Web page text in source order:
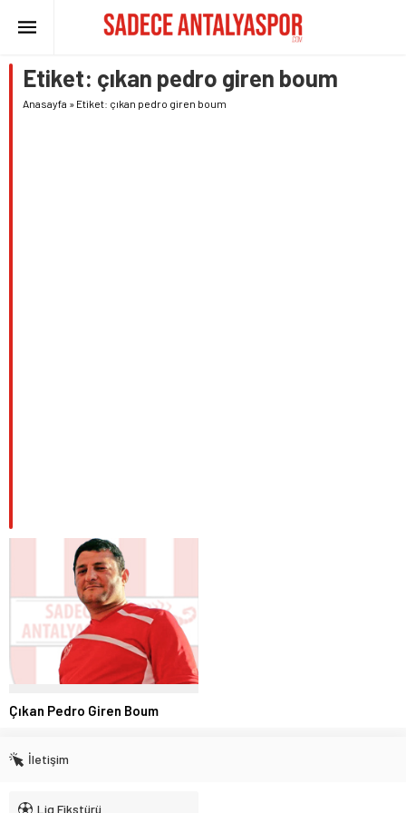
Etiket: çıkan pedro giren boum
Anasayfa » Etiket: çıkan pedro giren boum
Çıkan Pedro Giren Boum
İletişim
Lig Fikstürü